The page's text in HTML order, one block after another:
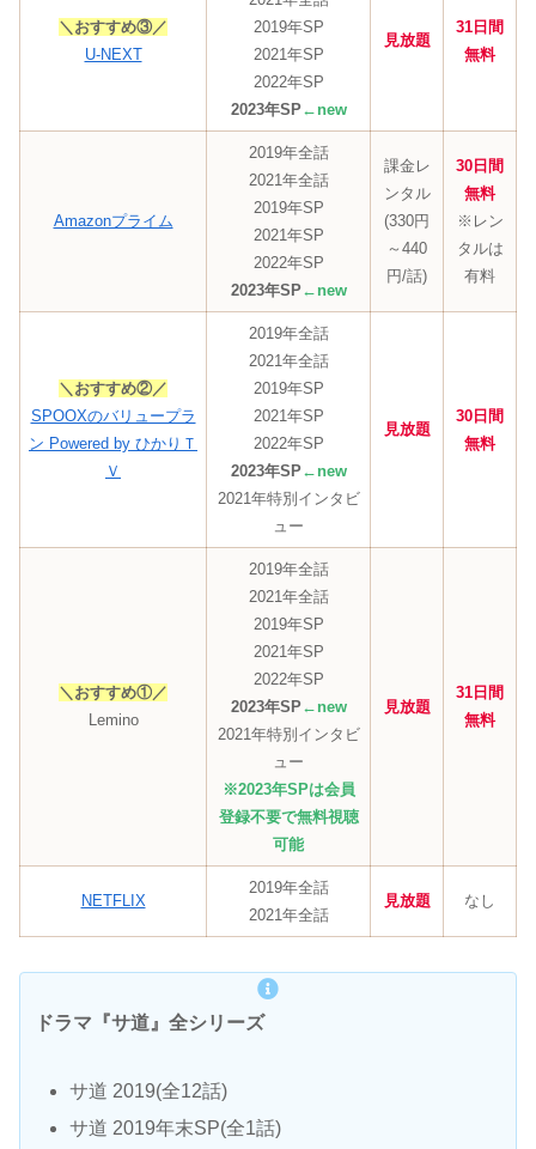
＼おすすめ③／
U-NEXT
2019年SP
2021年SP
2022年SP
2023年SP←new
見放題
31日間
無料
Amazonプライム
2019年全話
2021年全話
2019年SP
2021年SP
2022年SP
2023年SP←new
課金レ
ンタル
(330円
～440
円/話)
30日間
無料
※レン
タルは
有料
＼おすすめ②／
SPOOXのバリュープラ
ン Powered by ひかりＴ
Ｖ
2019年全話
2021年全話
2019年SP
2021年SP
2022年SP
2023年SP←new
2021年特別インタビ
ュー
見放題
30日間
無料
＼おすすめ①／
Lemino
2019年全話
2021年全話
2019年SP
2021年SP
2022年SP
2023年SP←new
2021年特別インタビ
ュー
※2023年SPは会員
登録不要で無料視聴
可能
見放題
31日間
無料
NETFLIX
2019年全話
2021年全話
見放題 なし
ドラマ『サ道』全シリーズ
サ道 2019(全12話)
サ道 2019年末SP(全1話)